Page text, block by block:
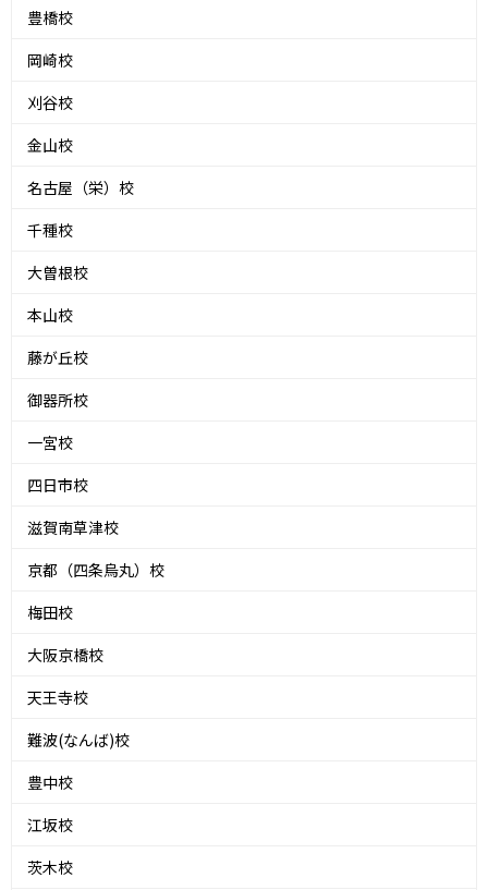
豊橋校
岡崎校
刈谷校
金山校
名古屋（栄）校
千種校
大曽根校
本山校
藤が丘校
御器所校
一宮校
四日市校
滋賀南草津校
京都（四条烏丸）校
梅田校
大阪京橋校
天王寺校
難波(なんば)校
豊中校
江坂校
茨木校